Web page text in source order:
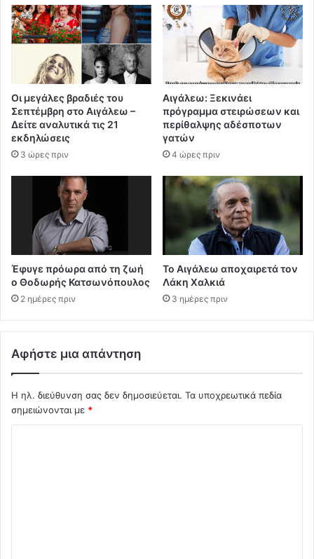
Οι μεγάλες βραδιές του
Σεπτέμβρη στο Αιγάλεω –
Δείτε αναλυτικά τις 21
εκδηλώσεις
3 ώρες πριν
Αιγάλεω: Ξεκινάει
πρόγραμμα στειρώσεων και
περίθαλψης αδέσποτων
γατών
4 ώρες πριν
Έφυγε πρόωρα από τη ζωή
ο Θοδωρής Κατσωνόπουλος
2 ημέρες πριν
Το Αιγάλεω αποχαιρετά τον
Λάκη Χαλκιά
3 ημέρες πριν
Αφήστε μια απάντηση
Η ηλ. διεύθυνση σας δεν δημοσιεύεται. Τα υποχρεωτικά πεδία
σημειώνονται με *